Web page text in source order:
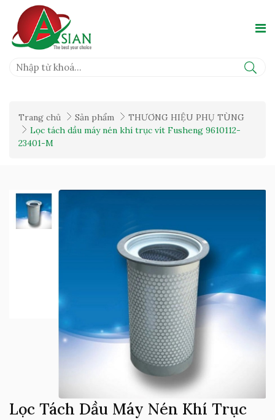
Trang chủ Sản phẩm
THƯƠNG HIỆU PHỤ TÙNG
Lọc tách dầu máy nén khí trục vít Fusheng 9610112-
23401-M
Lọc Tách Dầu Máy Nén Khí Trục